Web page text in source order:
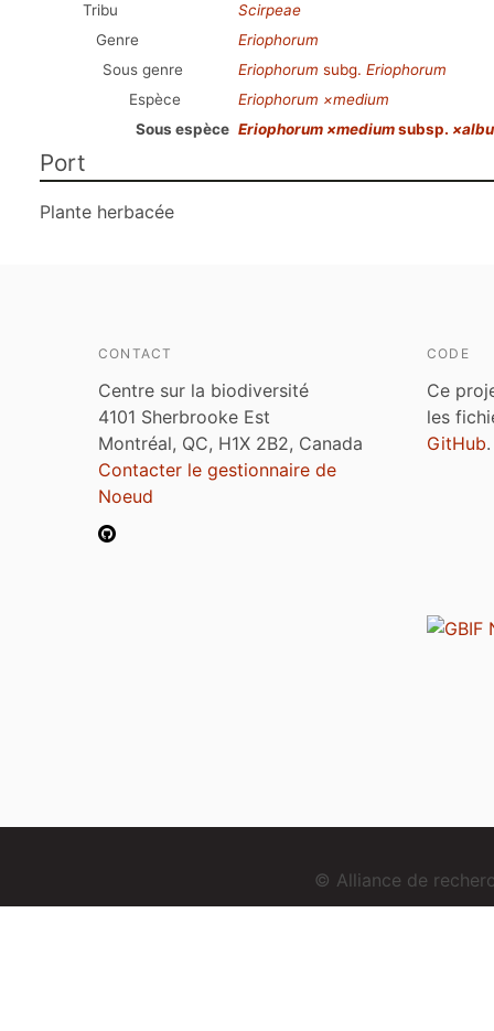
Tribu
Scirpeae
Genre
Eriophorum
Sous genre
Eriophorum subg. Eriophorum
Espèce
Eriophorum ×medium
Sous espèce Eriophorum ×mediumsubsp.
Port
Plante herbacée
CONTACT
Centre sur la biodiversité
4101 Sherbrooke Est
Montréal, QC, H1X 2B2, Canada
Contacter le gestionnaire de
Noeud
CODE
Ce
les
GitHub.
© Alliance de